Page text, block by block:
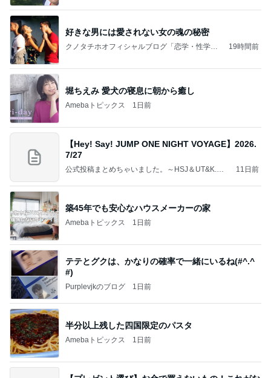
好きな男には愛されない女の魂の秘密
クノタチホオフィシャルブログ「恋学・性学研
19時間前
堀ちえみ 愛犬の寝息に朝から癒し
Amebaトピックス 1日前
【Hey! Say! JUMP ONE NIGHT VOYAGE】2026.
7/27
公式投稿まとめちゃいました。～HSJ＆UT&K.O.
11日前
築45年でも安心なハウスメーカーの家
Amebaトピックス 1日前
テテとグクは、かなりの確率で一緒にいるね(#^.^
#)
Purplevjkのブログ 1日前
半分以上残した四国限定のパスタ
Amebaトピックス 1日前